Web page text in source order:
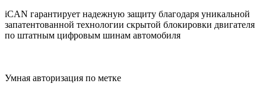
iCAN гарантирует надежную защиту благодаря уникальной
запатентованной технологии скрытой блокировки двигателя
по штатным цифровым шинам автомобиля
Умная авторизация по метке